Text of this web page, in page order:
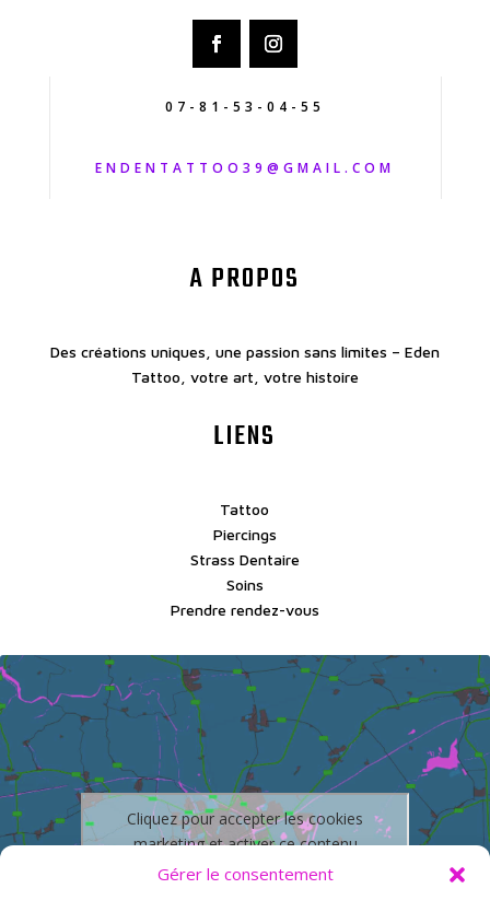
Gérer le consentement
07-81-53-04-55
ENDENTATTOO39@GMAIL.COM
A PROPOS
Des créations uniques, une passion sans limites – Eden
Tattoo, votre art, votre histoire
LIENS
Tattoo
Piercings
Strass Dentaire
Soins
Prendre rendez-vous
Cliquez pour accepter les cookies
marketing et activer ce contenu